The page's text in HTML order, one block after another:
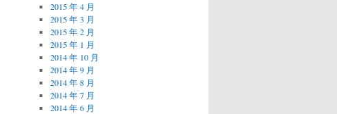
2015 年 4 月
2015 年 3 月
2015 年 2 月
2015 年 1 月
2014 年 10 月
2014 年 9 月
2014 年 8 月
2014 年 7 月
2014 年 6 月